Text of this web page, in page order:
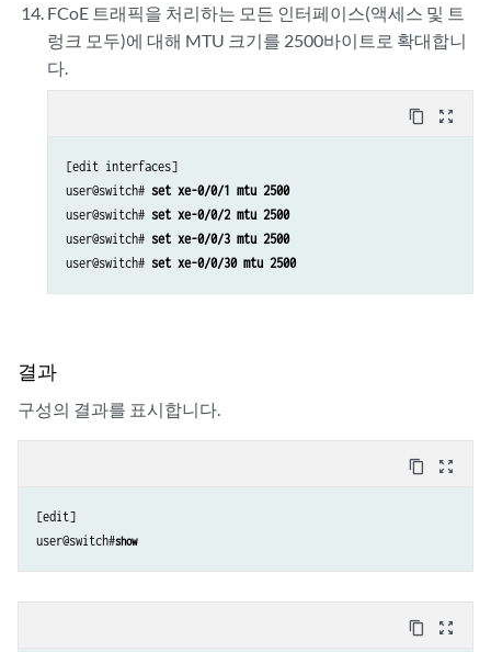
FCoE 트래픽을 처리하는 모든 인터페이스(액세스 및 트
렁크 모두)에 대해 MTU 크기를 2500바이트로 확대합니
다.
content_copy zoom_out_map
[edit interfaces]
user@switch# set xe-0/0/1 mtu 2500
user@switch# set xe-0/0/2 mtu 2500
user@switch# set xe-0/0/3 mtu 2500
user@switch# set xe-0/0/30 mtu 2500
결과
구성의 결과를 표시합니다.
content_copy zoom_out_map
[edit]
user@switch#show
content_copy zoom_out_map